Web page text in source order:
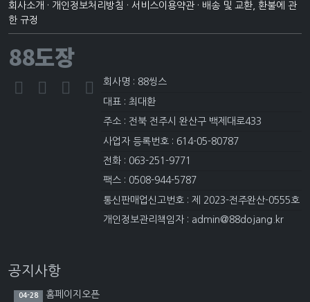
회사소개 · 개인정보처리방침 · 서비스이용약관 · 배송 및 교환, 환불에 관
한 규정
88도장
회사명 : 88씽스
대표 : 최대환
주소 : 전북 전주시 완산구 백제대로433
사업자 등록번호 : 614-05-80787
전화 : 063-251-9771
팩스 : 0508-944-5787
통신판매업신고번호 : 제 2023-전주완산-0555호
개인정보관리책임자 : admin@88dojang.kr
공지사항
04-28 홈페이지오픈